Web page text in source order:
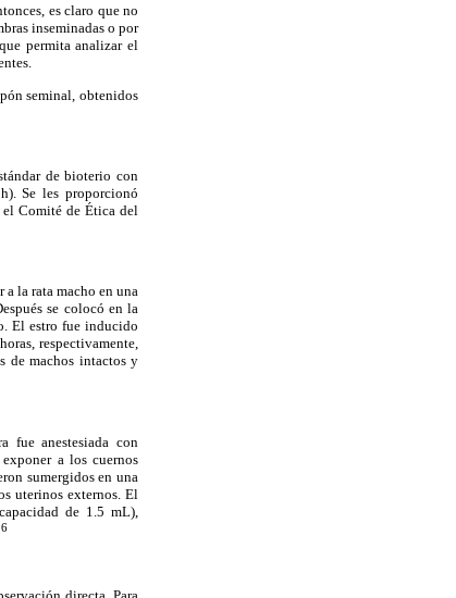
es claro que no
inseminadas o por
permita analizar el
seminal, obtenidos
de bioterio con
Se les proporcionó
el Comité de Ética del
la rata macho en una
se colocó en la
El estro fue inducido
respectivamente,
de machos intactos y
fue anestesiada con
a los cuernos
sumergidos en una
uterinos externos. El
de 1.5 mL),